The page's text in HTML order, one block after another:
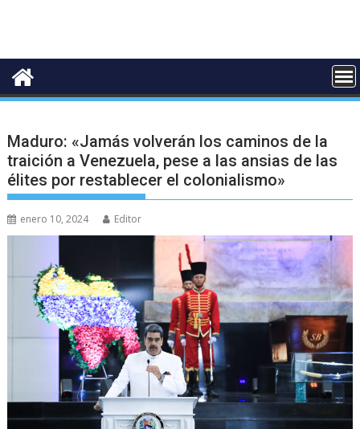
Maduro: «Jamás volverán los caminos de la
traición a Venezuela, pese a las ansias de las
élites por restablecer el colonialismo»
enero 10, 2024 Editor